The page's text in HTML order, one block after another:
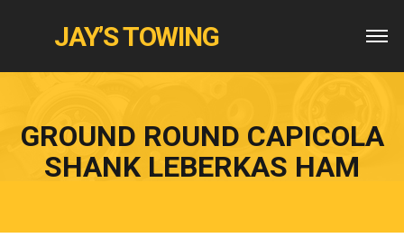
JAY’S TOWING
GROUND ROUND CAPICOLA
SHANK LEBERKAS HAM